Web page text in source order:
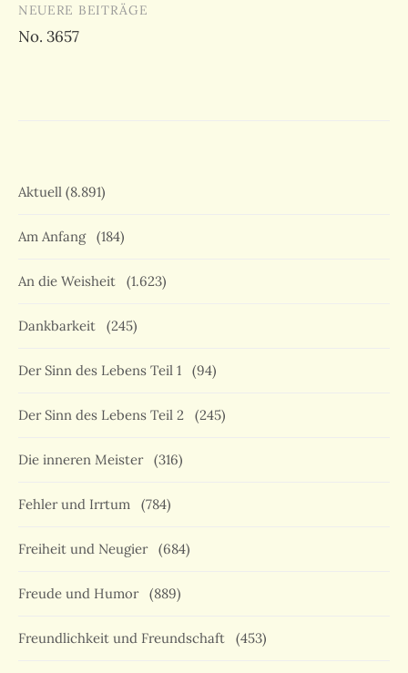
NEUERE BEITRÄGE
No. 3657
Aktuell (8.891)
Am Anfang (184)
An die Weisheit (1.623)
Dankbarkeit (245)
Der Sinn des Lebens Teil 1 (94)
Der Sinn des Lebens Teil 2 (245)
Die inneren Meister (316)
Fehler und Irrtum (784)
Freiheit und Neugier (684)
Freude und Humor (889)
Freundlichkeit und Freundschaft (453)